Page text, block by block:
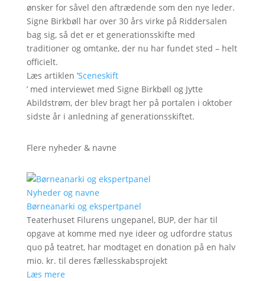
ønsker for såvel den aftrædende som den nye leder.
Signe Birkbøll har over 30 års virke på Riddersalen
bag sig, så det er et generationsskifte med
traditioner og omtanke, der nu har fundet sted – helt
officielt.
Læs artiklen ’Sceneskift
’ med interviewet med Signe Birkbøll og Jytte
Abildstrøm, der blev bragt her på portalen i oktober
sidste år i anledning af generationsskiftet.
Flere nyheder & navne
Nyheder og navne
Børneanarki og ekspertpanel
Teaterhuset Filurens ungepanel, BUP, der har til
opgave at komme med nye ideer og udfordre status
quo på teatret, har modtaget en donation på en halv
mio. kr. til deres fællesskabsprojekt
Læs mere